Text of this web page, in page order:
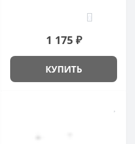
1 175 ₽
КУПИТЬ